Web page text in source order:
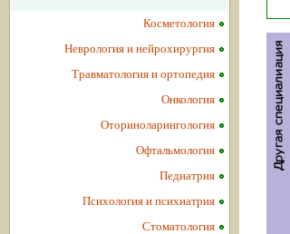
Косметология
Неврология и нейрохирургия
Травматология и ортопедия
Онкология
Оториноларингология
Офтальмология
Педиатрия
Психология и психиатрия
Стоматология